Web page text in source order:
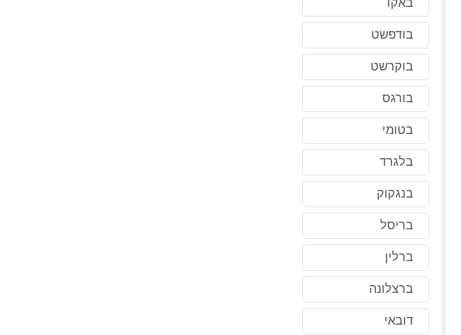
באקו
בודפשט
בוקרשט
בורגס
בטומי
בלגרד
בנגקוק
בריסל
ברלין
ברצלונה
דובאי